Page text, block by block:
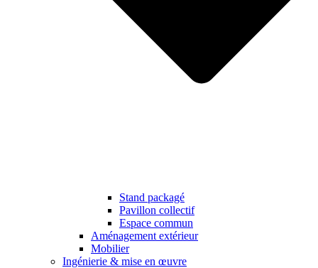
Stand packagé
Pavillon collectif
Espace commun
Aménagement extérieur
Mobilier
Ingénierie & mise en œuvre